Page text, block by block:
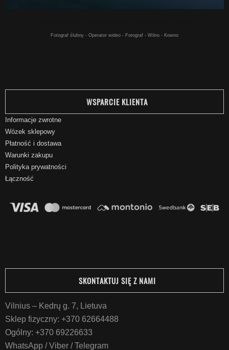
Fotograf ślubny - Operator wideo - Fotograf - Wilno - Kowno
WSPARCIE KLIENTA
Informacje zwrotne
Wózek sklepowy
Płatność i dostawa
Warunki zakupu
Polityka prywatności
Łączność
SKONTAKTUJ SIĘ Z NAMI
Vilnius – Kedrų g. 7, Lietuva
Sklep fizyczny: +370 62664488
Ogólny: +370 69226633
WhatsApp / Viber / Telegram